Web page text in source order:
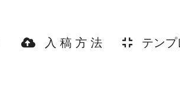
入 稿 方 法 テンプ